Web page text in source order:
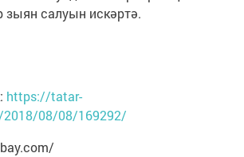
зыян салуын искәртә.
https://tatar-
08/08/169292/